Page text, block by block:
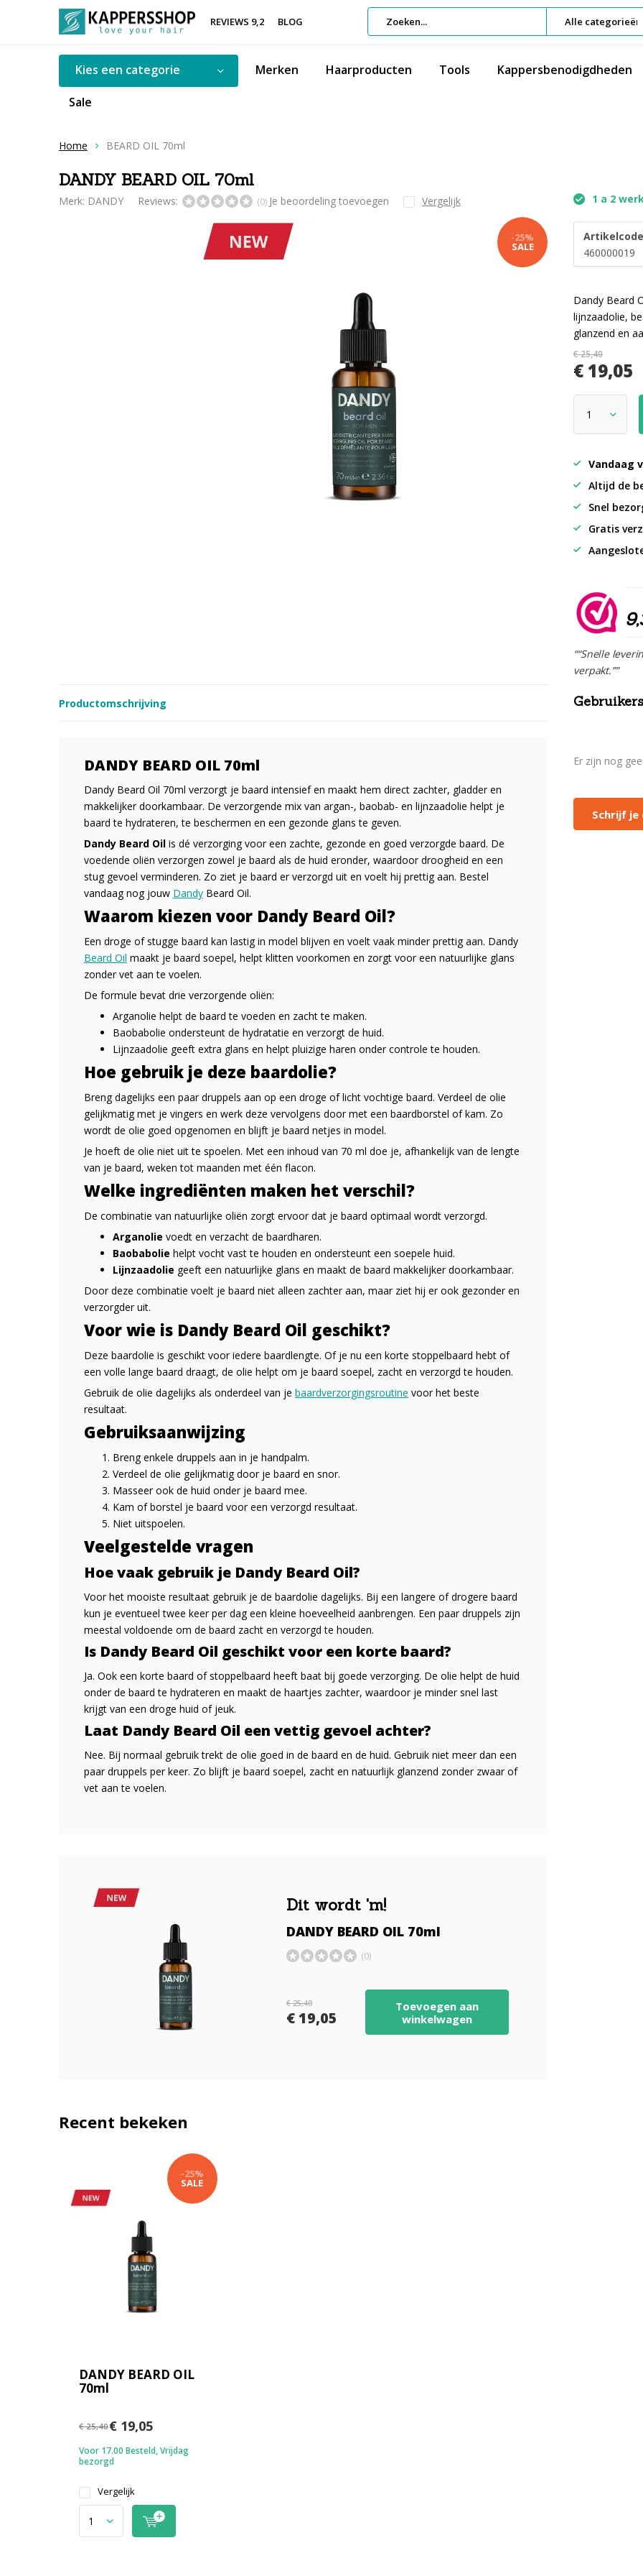
REVIEWS 9,2 BLOG Alle categorieën
Kies een categorie Merken Haarproducten Tools Kappersbenodigdheden
Sale
Home BEARD OIL 70ml
DANDY BEARD OIL 70ml
Merk: DANDY Reviews: (0) Je beoordeling toevoegen Vergelijk
-25%
SALE
1 a 2
460000019
Dandy Beard
lijnzaadolie,
glanzend en
€ 25,40
€ 19,05
Vandaag
Altijd de
Snel
Gratis
““Snelle
verpakt.””
Productomschrijving
DANDY BEARD OIL 70ml
Dandy Beard Oil 70ml verzorgt je baard intensief en maakt hem direct zachter, gladder en
makkelijker doorkambaar. De verzorgende mix van argan-, baobab- en lijnzaadolie helpt je
baard te hydrateren, te beschermen en een gezonde glans te geven.
Dandy Beard Oil is dé verzorging voor een zachte, gezonde en goed verzorgde baard. De
voedende oliën verzorgen zowel je baard als de huid eronder, waardoor droogheid en een
stug gevoel verminderen. Zo ziet je baard er verzorgd uit en voelt hij prettig aan. Bestel
vandaag nog jouw Dandy Beard Oil.
Waarom kiezen voor Dandy Beard Oil?
Een droge of stugge baard kan lastig in model blijven en voelt vaak minder prettig aan. Dandy
Beard Oil maakt je baard soepel, helpt klitten voorkomen en zorgt voor een natuurlijke glans
zonder vet aan te voelen.
De formule bevat drie verzorgende oliën:
Arganolie helpt de baard te voeden en zacht te maken.
Baobabolie ondersteunt de hydratatie en verzorgt de huid.
Lijnzaadolie geeft extra glans en helpt pluizige haren onder controle te houden.
Hoe gebruik je deze baardolie?
Breng dagelijks een paar druppels aan op een droge of licht vochtige baard. Verdeel de olie
gelijkmatig met je vingers en werk deze vervolgens door met een baardborstel of kam. Zo
wordt de olie goed opgenomen en blijft je baard netjes in model.
Je hoeft de olie niet uit te spoelen. Met een inhoud van 70 ml doe je, afhankelijk van de lengte
van je baard, weken tot maanden met één flacon.
Welke ingrediënten maken het verschil?
De combinatie van natuurlijke oliën zorgt ervoor dat je baard optimaal wordt verzorgd.
Arganolie voedt en verzacht de baardharen.
Baobabolie helpt vocht vast te houden en ondersteunt een soepele huid.
Lijnzaadolie geeft een natuurlijke glans en maakt de baard makkelijker doorkambaar.
Door deze combinatie voelt je baard niet alleen zachter aan, maar ziet hij er ook gezonder en
verzorgder uit.
Voor wie is Dandy Beard Oil geschikt?
Deze baardolie is geschikt voor iedere baardlengte. Of je nu een korte stoppelbaard hebt of
een volle lange baard draagt, de olie helpt om je baard soepel, zacht en verzorgd te houden.
Gebruik de olie dagelijks als onderdeel van je baardverzorgingsroutine voor het beste
resultaat.
Gebruiksaanwijzing
Breng enkele druppels aan in je handpalm.
Verdeel de olie gelijkmatig door je baard en snor.
Masseer ook de huid onder je baard mee.
Kam of borstel je baard voor een verzorgd resultaat.
Niet uitspoelen.
Veelgestelde vragen
Hoe vaak gebruik je Dandy Beard Oil?
Voor het mooiste resultaat gebruik je de baardolie dagelijks. Bij een langere of drogere baard
kun je eventueel twee keer per dag een kleine hoeveelheid aanbrengen. Een paar druppels zijn
meestal voldoende om de baard zacht en verzorgd te houden.
Is Dandy Beard Oil geschikt voor een korte baard?
Ja. Ook een korte baard of stoppelbaard heeft baat bij goede verzorging. De olie helpt de huid
onder de baard te hydrateren en maakt de haartjes zachter, waardoor je minder snel last
krijgt van een droge huid of jeuk.
Laat Dandy Beard Oil een vettig gevoel achter?
Nee. Bij normaal gebruik trekt de olie goed in de baard en de huid. Gebruik niet meer dan een
paar druppels per keer. Zo blijft je baard soepel, zacht en natuurlijk glanzend zonder zwaar of
vet aan te voelen.
Dit wordt 'm!
DANDY BEARD OIL 70ml
(0)
€ 25,40
€ 19,05
Toevoegen aan
winkelwagen
Er zijn nog
Schrijf
Recent bekeken
DANDY BEARD OIL
70ml
-25%
SALE
€ 25,40€ 19,05
Voor 17.00 Besteld, Vrijdag
bezorgd
Vergelijk